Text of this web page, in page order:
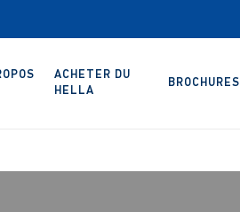
ACHETER DU
HELLA
BROCHURES